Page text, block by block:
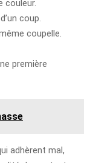
couleur.
coup.
coupelle.
première
adhèrent mal,